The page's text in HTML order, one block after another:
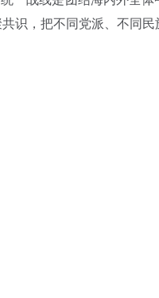
识，把不同党派、不同